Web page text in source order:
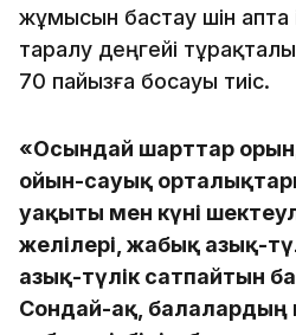
жұмысын бастау үшін
таралу деңгейі
70 пайызға босауы тиіс.
«Осындай шарттар
ойын-сауық
уақыты мен күні
желілері, жабық азық-
азық-түлік сатпайтын
Сондай-ақ, балалардың